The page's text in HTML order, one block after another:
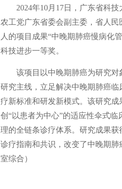
2024年10月17日， 广东省科技
农工党广东省委会副主委，省人
人的项目成果“中晚期肺癌慢病化
科技进步一等奖。
该项目以中晚期肺癌为研究对
研究主线，立足解决中晚期肺癌
疗新标准和研发新模式。该研究
创“以患者为中心”的适应性伞式
理的全链条诊疗体系。研究成果
诊疗指南和共识，改变了中晚期
室综合）